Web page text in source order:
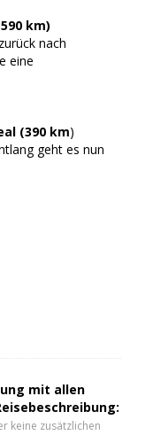
km)
nach
eine
(390 km)
geht es nun
mit allen
keine zusätzlichen